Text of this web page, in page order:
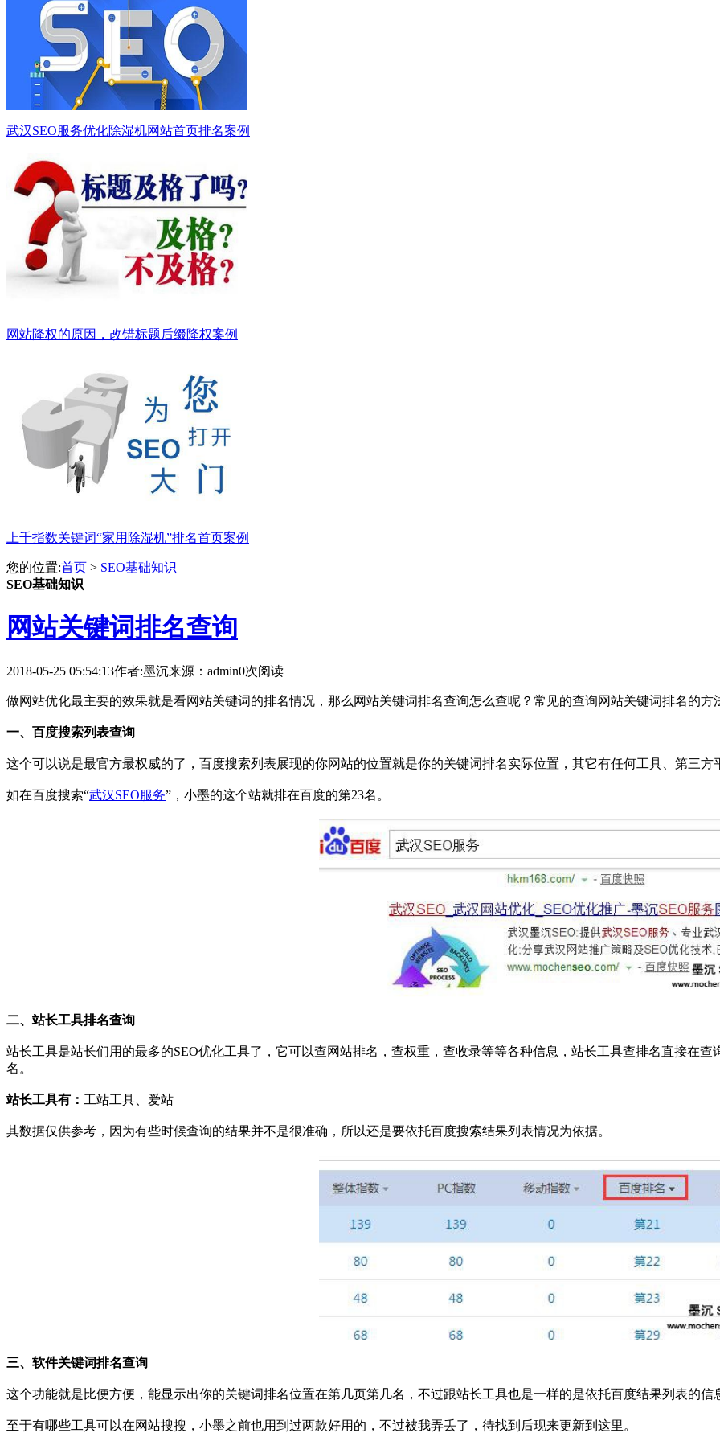
武汉SEO服务优化除湿机网站首页排名案例
网站降权的原因，改错标题后缀降权案例
上千指数关键词“家用除湿机”排名首页案例
您的位置:首页 > SEO基础知识
SEO基础知识
网站关键词排名查询
2018-05-25 05:54:13作者:墨沉来源：admin0次阅读
做网站优化最主要的效果就是看网站关键词的排名情况，那么网站关键词排名查询怎么查呢？常见的查询网站关键词排名的方
一、百度搜索列表查询
这个可以说是最官方最权威的了，百度搜索列表展现的你网站的位置就是你的关键词排名实际位置，其它有任何工具、第三方
如在百度搜索“武汉SEO服务”，小墨的这个站就排在百度的第23名。
二、站长工具排名查询
站长工具是站长们用的最多的SEO优化工具了，它可以查网站排名，查权重，查收录等等各种信息，站长工具查排名直接在
名。
站长工具有： 工站工具、爱站
其数据仅供参考，因为有些时候查询的结果并不是很准确，所以还是要依托百度搜索结果列表情况为依据。
三、软件关键词排名查询
这个功能就是比便方便，能显示出你的关键词排名位置在第几页第几名，不过跟站长工具也是一样的是依托百度结果列表的信
至于有哪些工具可以在网站搜搜，小墨之前也用到过两款好用的，不过被我弄丢了，待找到后现来更新到这里。